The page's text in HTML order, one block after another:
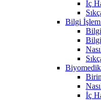
İç
Bilgi
Bilgi
İç